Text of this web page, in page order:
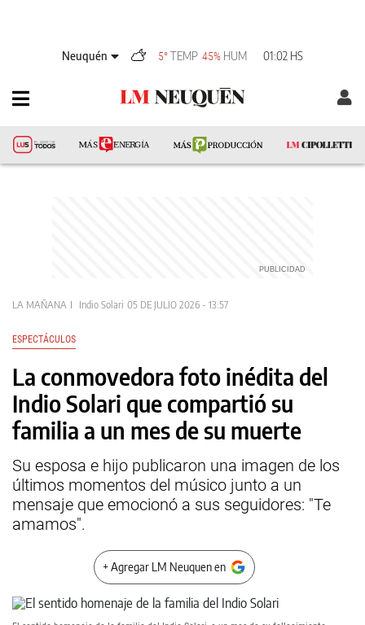
Neuquén 5° TEMP 45% HUM 01:02 HS
LA MAÑANA Indio Solari 05 DE JULIO 2026 - 13:57
ESPECTÁCULOS
La conmovedora foto inédita del
Indio Solari que compartió su
familia a un mes de su muerte
Su esposa e hijo publicaron una imagen de los
últimos momentos del músico junto a un
mensaje que emocionó a sus seguidores: "Te
amamos".
+ Agregar LM Neuquen en